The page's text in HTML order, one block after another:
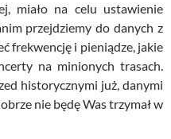
miało na celu ustawienie
przejdziemy do danych z
frekwencję i pieniądze, jakie
na minionych trasach.
historycznymi już, danymi
nie będę Was trzymał w